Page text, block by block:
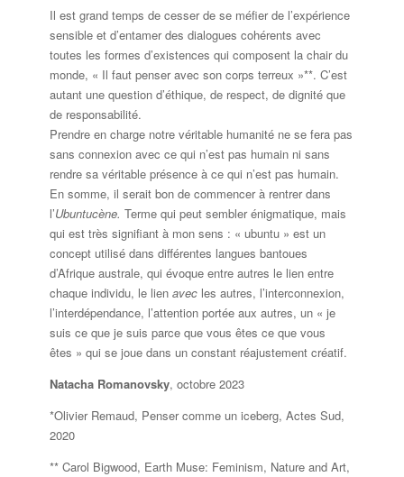
Il est grand temps de cesser de se méfier de l’expérience
sensible et d’entamer des dialogues cohérents avec
toutes les formes d’existences qui composent la chair du
monde, « Il faut penser avec son corps terreux »**. C’est
autant une question d’éthique, de respect, de dignité que
de responsabilité.
Prendre en charge notre véritable humanité ne se fera pas
sans connexion avec ce qui n’est pas humain ni sans
rendre sa véritable présence à ce qui n’est pas humain.
En somme, il serait bon de commencer à rentrer dans
l’Ubuntucène. Terme qui peut sembler énigmatique, mais
qui est très signifiant à mon sens : « ubuntu » est un
concept utilisé dans différentes langues bantoues
d’Afrique australe, qui évoque entre autres le lien entre
chaque individu, le lien avecles autres, l’interconnexion,
l’interdépendance, l’attention portée aux autres, un « je
suis ce que je suis parce que vous êtes ce que vous
êtes » qui se joue dans un constant réajustement créatif.
Natacha Romanovsky, octobre 2023
*Olivier Remaud, Penser comme un iceberg, Actes Sud,
2020
** Carol Bigwood, Earth Muse: Feminism, Nature and Art,